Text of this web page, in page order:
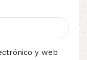
y web